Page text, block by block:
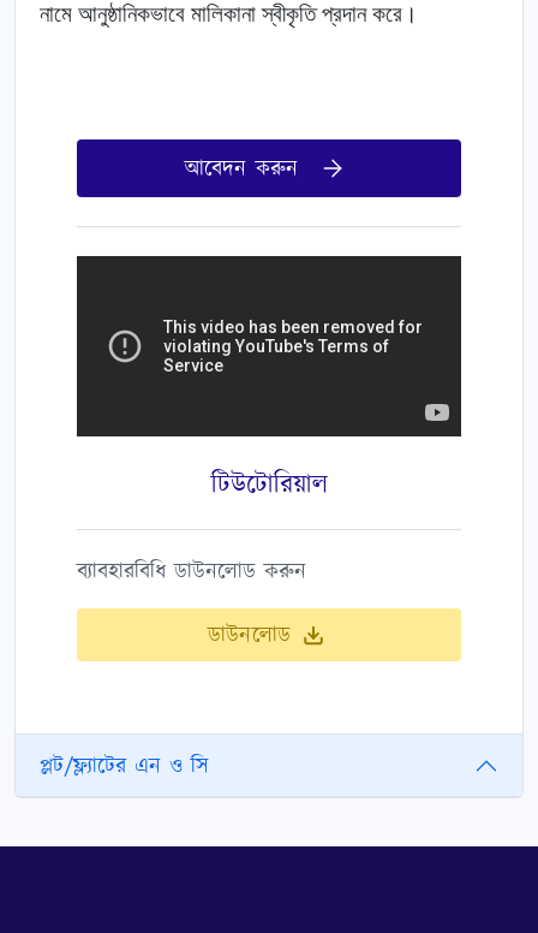
নামে আনুষ্ঠানিকভাবে মালিকানা স্বীকৃতি প্রদান করে।
আবেদন করুন
টিউটোরিয়াল
ব্যাবহারবিধি ডাউনলোড করুন
ডাউনলোড
প্লট/ফ্ল্যাটের এন ও সি